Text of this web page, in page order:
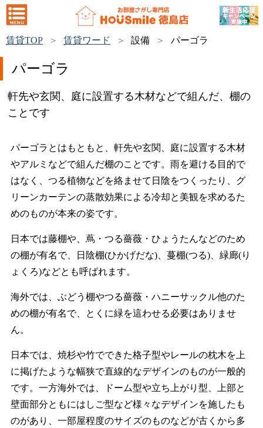
賃貸TOP 賃貸ワード 設備 パーゴラ
パーゴラ
軒先や玄関、庭に設置する木材などで組んだ、棚の
ことです
パーゴラとはもともと、軒先や玄関、庭に設置する木材
やアルミなどで組んだ棚のことです。雨を避ける目的で
はなく、つる植物などを絡ませて日陰をつくったり、グ
リーンカーテンの蒸散効果による冷却と美観を求めるた
めのものが本来の姿です。
日本では藤棚や、蔦・つる薔薇・ひょうたんなどのため
の棚が有名で、日陰棚(ひかげだな)、蔓棚(つる)、緑廊(り
ょくろ)などとも呼ばれます。
海外では、ぶどう棚やつる薔薇・ハニーサックル他のた
めの棚が有名で、とくに緑を這わせる必要はありませ
ん。
日本では、焼杉や竹でできた格子型やレールの枕木を上
に掲げたような幅狭で直線的なデザインのものが一般的
です。一方海外では、ドーム型や立ち上がり型、上部と
壁面部分ともにはしご型など様々なデザインを施したも
のがあり、一部屋程度のサイズのものなどが古くから多